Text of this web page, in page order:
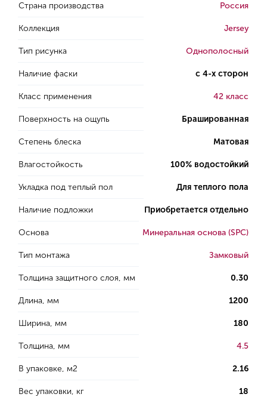
Страна производства Россия
Коллекция Jersey
Тип рисунка Однополосный
Наличие фаски с 4-х сторон
Класс применения 42 класс
Поверхность на ощупь Брашированная
Степень блеска Матовая
Влагостойкость 100% водостойкий
Укладка под теплый пол Для теплого пола
Наличие подложки Приобретается отдельно
Основа Минеральная основа (SPC)
Тип монтажа Замковый
Толщина защитного слоя, мм 0.30
Длина, мм 1200
Ширина, мм 180
Толщина, мм 4.5
В упаковке, м2 2.16
Вес упаковки, кг 18